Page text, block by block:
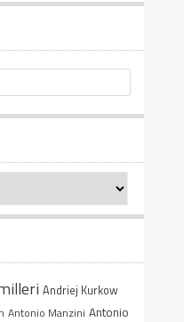
Andriej Kurkow
Antonio Manzini Antonio